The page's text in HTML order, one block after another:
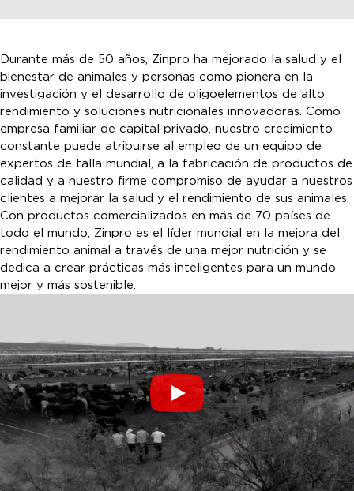
Durante más de 50 años, Zinpro ha mejorado la salud y el
bienestar de animales y personas como pionera en la
investigación y el desarrollo de oligoelementos de alto
rendimiento y soluciones nutricionales innovadoras. Como
empresa familiar de capital privado, nuestro crecimiento
constante puede atribuirse al empleo de un equipo de
expertos de talla mundial, a la fabricación de productos de
calidad y a nuestro firme compromiso de ayudar a nuestros
clientes a mejorar la salud y el rendimiento de sus animales.
Con productos comercializados en más de 70 países de
todo el mundo, Zinpro es el líder mundial en la mejora del
rendimiento animal a través de una mejor nutrición y se
dedica a crear prácticas más inteligentes para un mundo
mejor y más sostenible.